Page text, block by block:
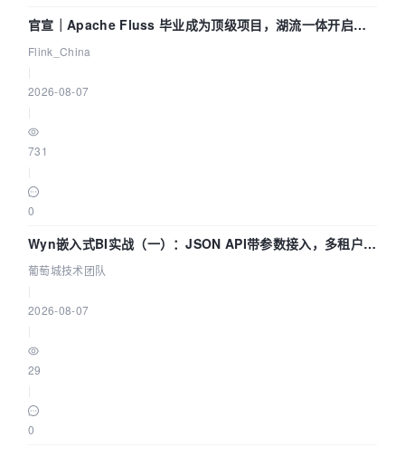
官宣｜Apache Fluss 毕业成为顶级项目，湖流一体开启
Agentic Lake 全面实时化时代
Flink_China
2026-08-07
731
0
Wyn嵌入式BI实战（一）：JSON API带参数接入，多租户数
据源配置指南 | 葡萄城技术团队
葡萄城技术团队
2026-08-07
29
0